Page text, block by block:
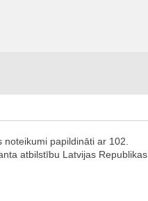
papildināti ar 102.
atbilstību Latvijas Republikas